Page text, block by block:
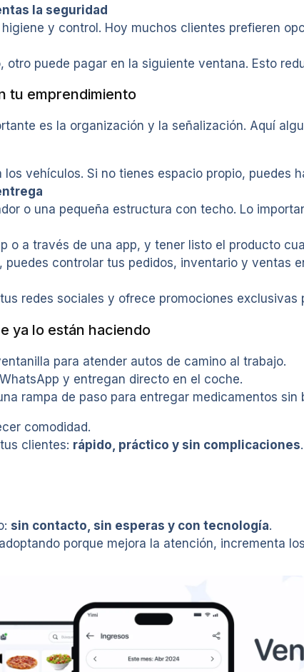
la seguridad
y control. Hoy muchos clientes prefieren
otro puede pagar en la siguiente ventana. Esto
tu emprendimiento
es la organización y la señalización. Aquí
vehículos. Si no tienes espacio propio, puedes
o una pequeña estructura con techo. Lo
o a través de una app, y tener listo el producto
, puedes controlar tus pedidos, inventario y ventas
redes sociales y ofrece promociones exclusivas
ya lo están haciendo
para atender autos de camino al trabajo.
y entregan directo en el coche.
rampa de paso para entregar medicamentos sin
comodidad.
clientes: rápido, práctico y sin complicaciones.
sin contacto, sin esperas y con tecnología.
porque mejora la atención, incrementa